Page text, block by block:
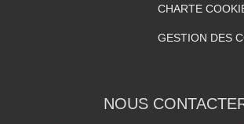
CHARTE
GESTION DES
NOUS